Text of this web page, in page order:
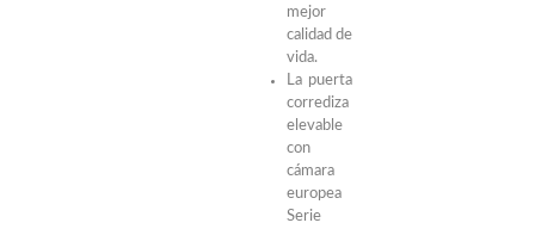
mejor
calidad de
vida.
La puerta
corrediza
elevable
con
cámara
europea
Serie